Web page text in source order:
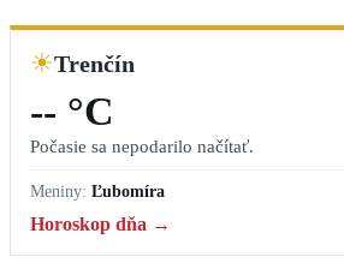
☀Trenčín
-- °C
Počasie sa nepodarilo načítať.
Meniny: Ľubomíra
Horoskop dňa →